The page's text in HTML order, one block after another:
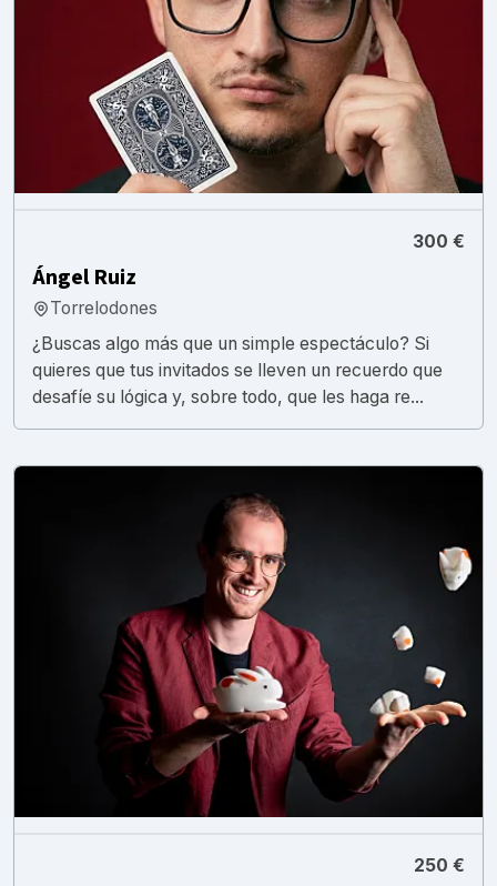
300 €
Ángel Ruiz
Torrelodones
¿Buscas algo más que un simple espectáculo? Si
quieres que tus invitados se lleven un recuerdo que
desafíe su lógica y, sobre todo, que les haga re...
250 €